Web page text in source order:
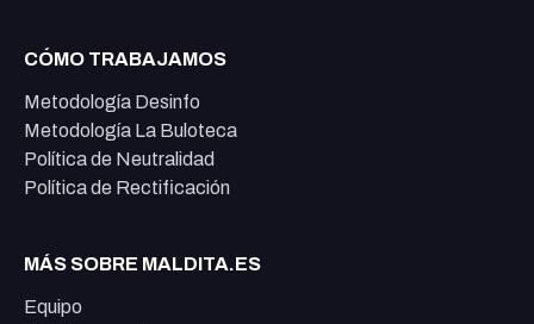
CÓMO TRABAJAMOS
Metodología Desinfo
Metodología La Buloteca
Política de Neutralidad
Política de Rectificación
MÁS SOBRE MALDITA.ES
Equipo